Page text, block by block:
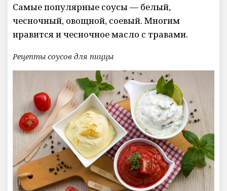
Самые популярные соусы — белый,
чесночный, овощной, соевый. Многим
нравится и чесночное масло с травами.
Рецепты соусов для пиццы